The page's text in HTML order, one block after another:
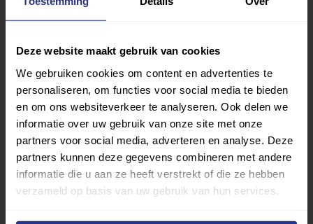
Deze website maakt gebruik van cookies
We gebruiken cookies om content en advertenties te
personaliseren, om functies voor social media te bieden
en om ons websiteverkeer te analyseren. Ook delen we
informatie over uw gebruik van onze site met onze
partners voor social media, adverteren en analyse. Deze
partners kunnen deze gegevens combineren met andere
informatie die u aan ze heeft verstrekt of die ze hebben
verzameld op basis van uw gebruik van hun services.
Medisch fitness